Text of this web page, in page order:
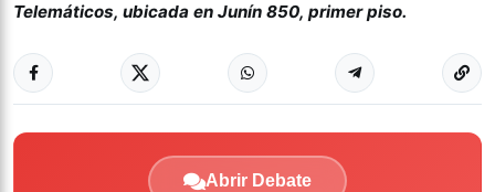
Telemáticos, ubicada en Junín 850, primer piso.
Abrir Debate